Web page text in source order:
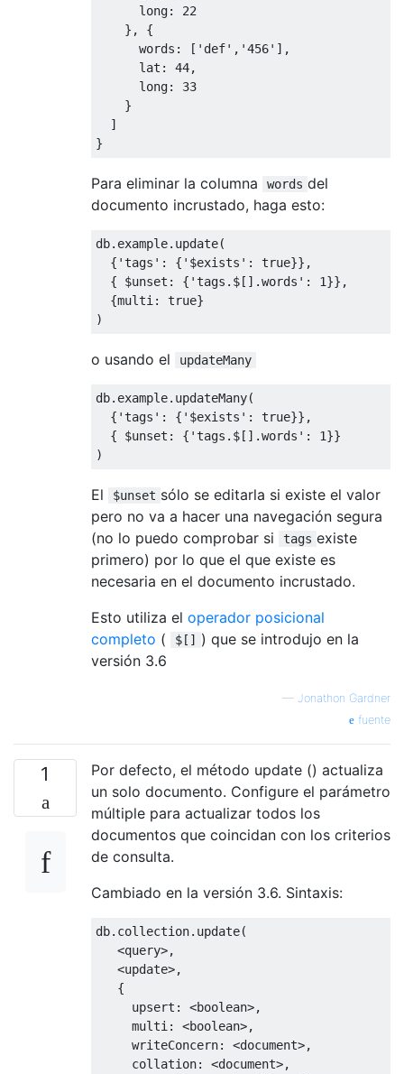
long:
22
},
{
      words
: [ 'def' , '456' ],
      lat
: 44,
long:
33
}
]
}
Para eliminar la columna words del
documento incrustado, haga esto:
db. example. update(
{ 'tags' : { '$exists' : true}},
{ $unset : { 'tags.$[].words' : 1}},
{multi : true}
)
o usando el updateMany
db. example. updateMany(
{ 'tags' : { '$exists' : true}},
{ $unset : { 'tags.$[].words' : 1}}
)
El $unset sólo se editarla si existe el valor
pero no va a hacer una navegación segura
(no lo puedo comprobar si
tags existe
primero) por lo que el que existe es
necesaria en el documento incrustado.
Esto utiliza el operador posicional
completo ( $[] ) que se introdujo en la
versión 3.6
— Jonathon Gardner
fuente
1
Por defecto, el método update () actualiza
un solo documento. Configure el parámetro
múltiple para actualizar todos los
documentos que coincidan con los criterios
de consulta.
Cambiado en la versión 3.6. Sintaxis:
db. collection. update(
<query>,
<update>,
{
     upsert
: <boolean>,
     multi
: <boolean>,
     writeConcern
: <document>,
     collation
: <document>,